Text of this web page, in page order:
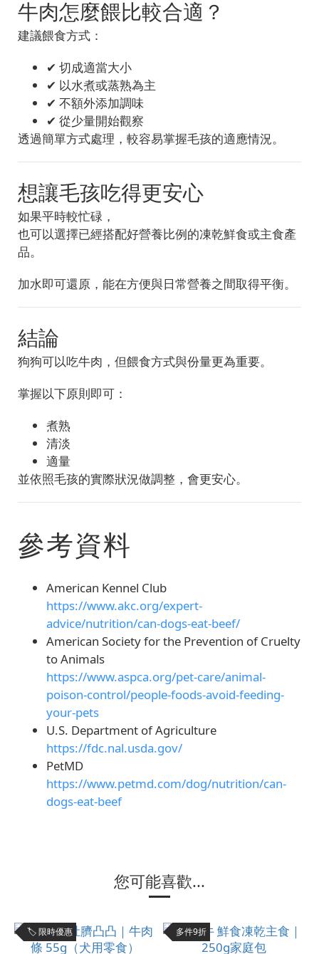
牛肉怎麼餵比較合適？
建議餵食方式：
✔ 切成適當大小
✔ 以水煮或蒸熟為主
✔ 不額外添加調味
✔ 從少量開始觀察
透過簡單方式處理，較容易掌握毛孩的適應情況。
想讓毛孩吃得更安心
如果平時較忙碌，
也可以選擇已經搭配好營養比例的凍乾鮮食或主食產
品。
加水即可還原，能在方便與日常營養之間取得平衡。
結論
狗狗可以吃牛肉，但餵食方式與份量更為重要。
掌握以下原則即可：
煮熟
清淡
適量
並依照毛孩的實際狀況做調整，會更安心。
參考資料
American Kennel Club
https://www.akc.org/expert-
advice/nutrition/can-dogs-eat-beef/
American Society for the Prevention of Cruelty
to Animals
https://www.aspca.org/pet-care/animal-
poison-control/people-foods-avoid-feeding-
your-pets
U.S. Department of Agriculture
https://fdc.nal.usda.gov/
PetMD
https://www.petmd.com/dog/nutrition/can-
dogs-eat-beef
您可能喜歡...
🏷️ 限時優惠 多件9折